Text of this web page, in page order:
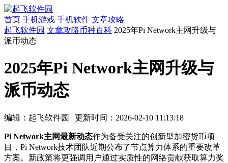
首页 手机游戏 手机软件 文章攻略
起飞软件园 文章攻略币种百科 2025年Pi Network主网升级与
派币动态
2025年Pi Network主网升级与
派币动态
编辑：起飞软件园 | 更新时间：2026-02-10 11:13:18
Pi Network主网最新动态作为备受关注的创新型加密货币项
目，Pi Network技术团队近期公布了节点算力体系的重要改革
方案。新政策将更强调用户通过实质性的网络贡献获取算力奖